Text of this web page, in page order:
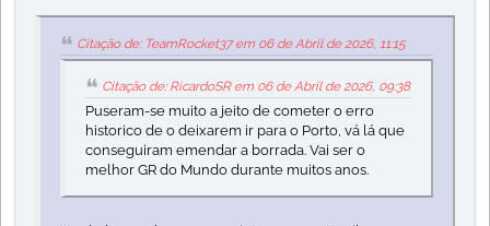
Citação de: TeamRocket37 em 06 de Abril de 2026, 11:15
Citação de: RicardoSR em 06 de Abril de 2026, 09:38
Puseram-se muito a jeito de cometer o erro
historico de o deixarem ir para o Porto, vá lá que
conseguiram emendar a borrada. Vai ser o
melhor GR do Mundo durante muitos anos.